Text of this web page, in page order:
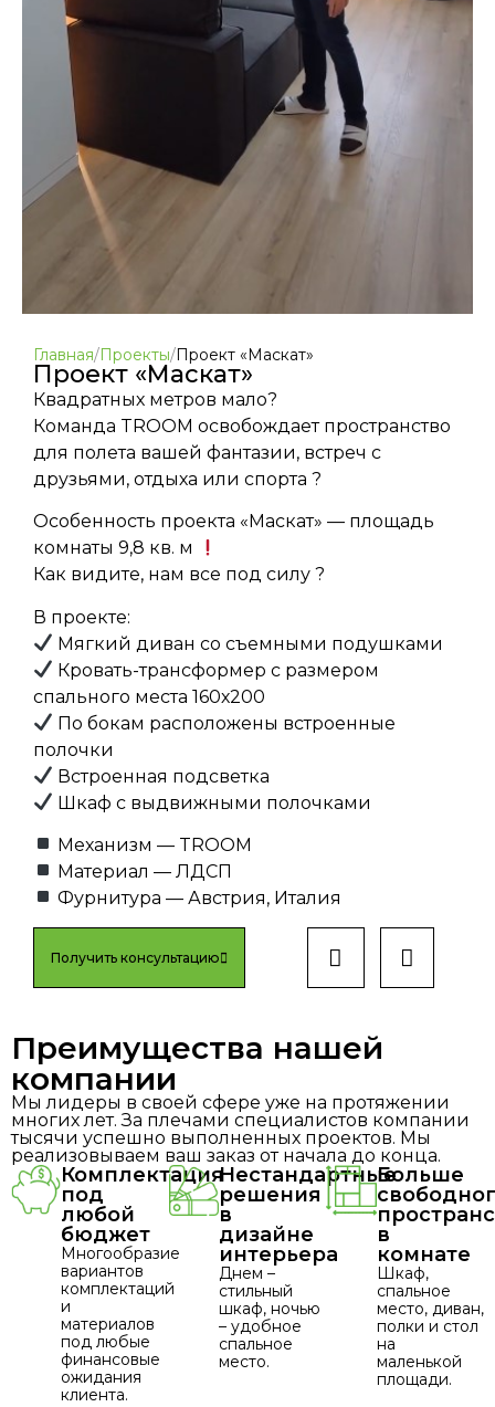
Главная/Проекты/Проект «Маскат»
Проект «Маскат»
Квадратных метров мало?
Команда TROOM освобождает пространство
для полета вашей фантазии, встреч с
друзьями, отдыха или спорта ?
Особенность проекта «Маскат» — площадь
комнаты 9,8 кв. м
Как видите, нам все под силу ?
В проекте:
Мягкий диван со съемными подушками
Кровать-трансформер с размером
спального места 160х200
По бокам расположены встроенные
полочки
Встроенная подсветка
Шкаф с выдвижными полочками
Механизм — TROOM
Материал — ЛДСП
Фурнитура — Австрия, Италия
Получить консультацию
Преимущества нашей
компании
Мы лидеры в своей сфере уже на протяжении
многих лет. За плечами специалистов компании
тысячи успешно выполненных проектов. Мы
реализовываем ваш заказ от начала до конца.
Комплектация
под
любой
бюджет
Многообразие
вариантов
комплектаций
и
материалов
под любые
финансовые
ожидания
клиента.
Нестандартные
решения
в
дизайне
интерьера
Днем –
стильный
шкаф, ночью
– удобное
спальное
место.
Больше
в
комнате
Шкаф,
спальное
место, диван,
полки и стол
на
маленькой
площади.